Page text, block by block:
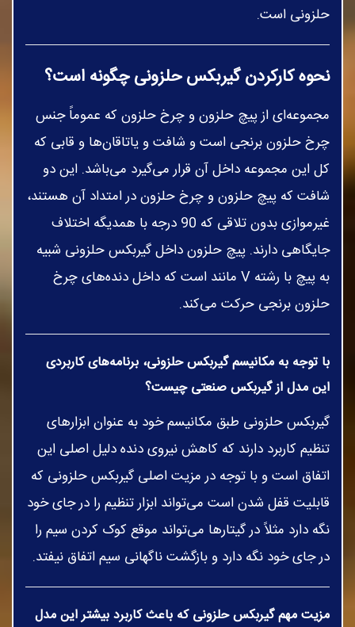
حلزونی است.
نحوه کارکردن گیربکس حلزونی چگونه است؟
مجموعه‌ای از پیچ حلزون و چرخ حلزون که عموماً جنس
چرخ حلزون برنجی است و شافت و یاتاقان‌ها و قابی که
کل این مجموعه داخل آن قرار می‌گیرد می‌باشد. این دو
شافت که پیچ حلزون و چرخ حلزون در امتداد آن هستند،
غیرموازی بدون تلاقی که 90 درجه با همدیگه اختلاف
جایگاهی دارند. پیچ حلزون داخل گیربکس حلزونی شبیه
به پیچ با رشته V مانند است که داخل دنده‌های چرخ
حلزون برنجی حرکت می‌کند.
با توجه به مکانیسم گیربکس حلزونی، برنامه‌های کاربردی
این مدل از گیربکس صنعتی چیست؟
گیربکس حلزونی طبق مکانیسم خود به عنوان ابزارهای
تنظیم کاربرد دارند که کاهش نیروی دنده دلیل اصلی این
اتفاق است و با توجه در مزیت اصلی گیربکس حلزونی که
قابلیت قفل شدن است می‌تواند ابزار تنظیم را در جای خود
نگه دارد مثلاً در گیتارها می‌تواند موقع کوک کردن سیم را
در جای خود نگه دارد و بازگشت ناگهانی سیم اتفاق نیفتد.
مزیت مهم گیربکس حلزونی که باعث کاربرد بیشتر این مدل